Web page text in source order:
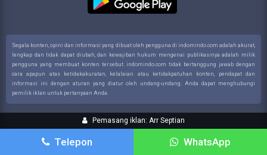
Pemasang iklan: Arr Septian
Telepon WhatsApp
Segala konten, opini dan informasi yang dibuat oleh pengguna di indomindo.com adalah akurat,
lengkap dan tidak dapat diubah, dan kewajiban hukum mengenai publikasinya adalah milik
pengguna yang membuat konten tersebut. indomindo.com tidak bertanggung jawab dengan
cara apapun atas ketidakakuratan, kelalaian atau ketidakpatuhan konten, pendapat dan
informasi ini dengan aturan yang diatur oleh undang-undang. Anda dapat menghubungi
pemilik iklan untuk pertanyaan Anda.